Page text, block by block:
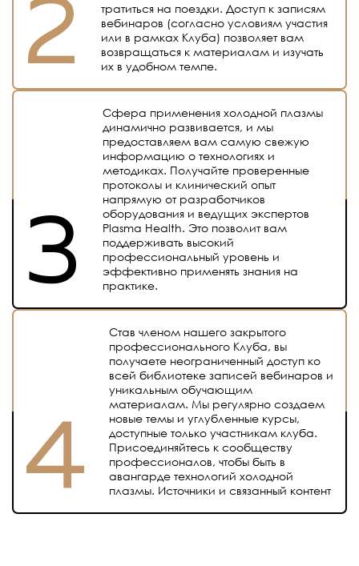
тратиться на поездки. Доступ к записям
вебинаров (согласно условиям участия
или в рамках Клуба) позволяет вам
возвращаться к материалам и изучать
их в удобном темпе.
Сфера применения холодной плазмы
динамично развивается, и мы
предоставляем вам самую свежую
информацию о технологиях и
методиках. Получайте проверенные
протоколы и клинический опыт
напрямую от разработчиков
оборудования и ведущих экспертов
Plasma Health. Это позволит вам
поддерживать высокий
профессиональный уровень и
эффективно применять знания на
практике.
Став членом нашего закрытого
профессионального Клуба, вы
получаете неограниченный доступ ко
всей библиотеке записей вебинаров и
уникальным обучающим
материалам. Мы регулярно создаем
новые темы и углубленные курсы,
доступные только участникам клуба.
Присоединяйтесь к сообществу
профессионалов, чтобы быть в
авангарде технологий холодной
плазмы. Источники и связанный контент